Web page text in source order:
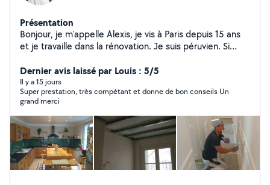
Présentation
Bonjour, je m'appelle Alexis, je vis à Paris depuis 15 ans
et je travaille dans la rénovation. Je suis péruvien. Si
n'hésitez pas à me contacter.
Dernier avis laissé par Louis : 5/5
Il y a 15 jours
Super prestation, très compétant et donne de bon conseils Un
grand merci